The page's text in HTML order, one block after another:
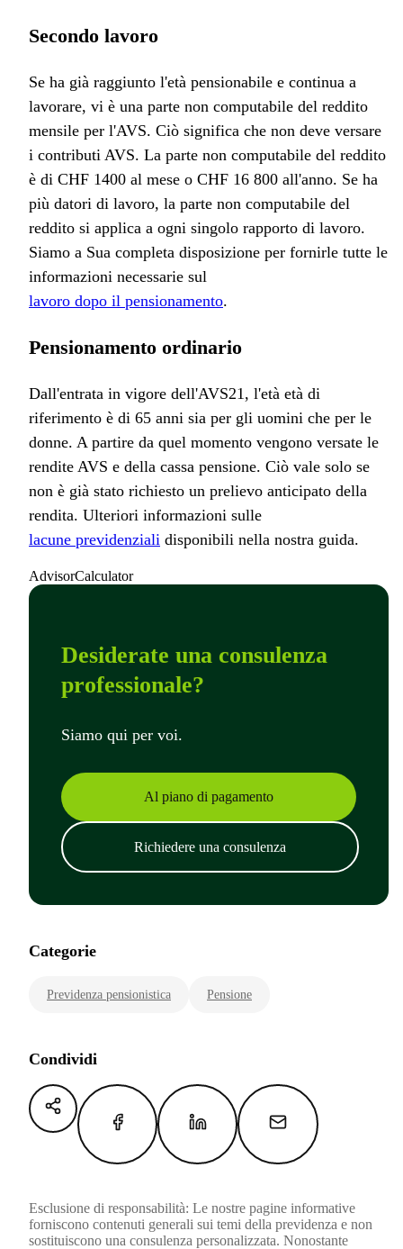
Secondo lavoro
Se ha già raggiunto l'età pensionabile e continua a
lavorare, vi è una parte non computabile del reddito
mensile per l'AVS. Ciò significa che non deve versare
i contributi AVS. La parte non computabile del reddito
è di CHF 1400 al mese o CHF 16 800 all'anno. Se ha
più datori di lavoro, la parte non computabile del
reddito si applica a ogni singolo rapporto di lavoro.
Siamo a Sua completa disposizione per fornirle tutte le
informazioni necessarie sul
lavoro dopo il pensionamento.
Pensionamento ordinario
Dall'entrata in vigore dell'AVS21, l'età età di
riferimento è di 65 anni sia per gli uomini che per le
donne. A partire da quel momento vengono versate le
rendite AVS e della cassa pensione. Ciò vale solo se
non è già stato richiesto un prelievo anticipato della
rendita. Ulteriori informazioni sulle
lacune previdenziali disponibili nella nostra guida.
AdvisorCalculator
Desiderate una consulenza
professionale?
Siamo qui per voi.
Al piano di pagamento
Richiedere una consulenza
Categorie
Previdenza pensionistica Pensione
Condividi
Esclusione di responsabilità: Le nostre pagine informative
forniscono contenuti generali sui temi della previdenza e non
sostituiscono una consulenza personalizzata. Nonostante